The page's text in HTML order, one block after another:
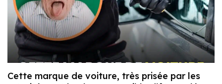
Cette marque de voiture, très prisée par les